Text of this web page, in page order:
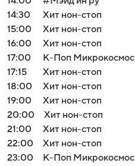
14:30
Хит нон-стоп
15:00
Хит нон-стоп
16:00
Хит нон-стоп
17:00
К-Поп Микрокосмос
17:15
Хит нон-стоп
18:00
Хит нон-стоп
19:00
Хит нон-стоп
20:00
Хит нон-стоп
21:00
Хит нон-стоп
22:00
Хит нон-стоп
23:00
К-Поп Микрокосмос